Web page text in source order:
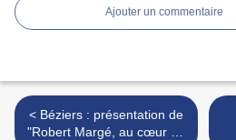
Ajouter un commentaire
< Béziers : présentation de
"Robert Margé, au cœur du